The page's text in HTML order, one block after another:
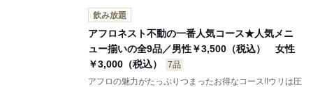
飲み放題
アフロネスト不動の一番人気コース★人気メニ
ュー揃いの全9品／男性￥3,500（税込） 女性
￥3,000（税込）
7品
アフロの魅力がたっぷりつまったお得なコース!!ウリは圧